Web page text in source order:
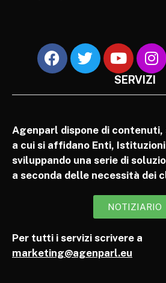
SERVIZI
Agenparl dispone di
a cui si affidano Enti,
sviluppando una serie di
a seconda delle necessità dei
NOTIZIARIO
Per tutti i servizi scrivere a
marketing@agenparl.eu